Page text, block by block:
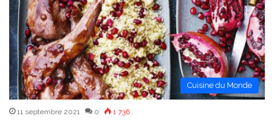
Cuisine du Monde
11 septembre 2021 0 1 736